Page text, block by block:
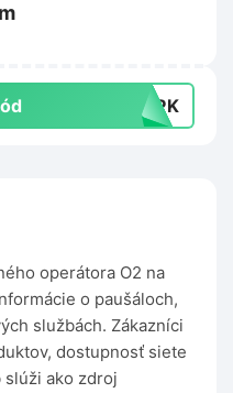
TOPK
operátora O2 na
o paušáloch,
službách. Zákazníci
dostupnosť siete
slúži ako zdroj